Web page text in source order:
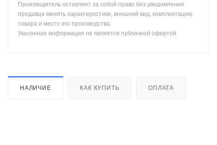
Производитель оставляет за собой право без уведомления
продавца менять характеристики, внешний вид, комплектацию
товара и место его производства.
Указанная информация не является публичной офертой
НАЛИЧИЕ КАК КУПИТЬ ОПЛАТА